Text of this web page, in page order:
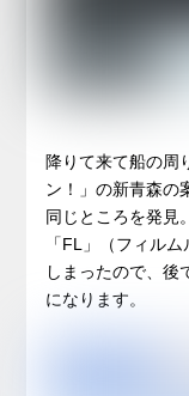
降りて来て船の周
ン！」の新青森の
同じところを発見
「FL」（フィル
しまったので、後
になります。